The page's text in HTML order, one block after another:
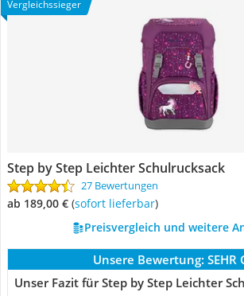
Vergleichssieger
Step by Step Leichter Schulrucksack
27 Bewertungen
ab 189,00 € ( Sofort lieferbar)
Preisvergleich und weitere
Unsere Bewertung: SEHR
Unser Fazit für Step by Step Leichter